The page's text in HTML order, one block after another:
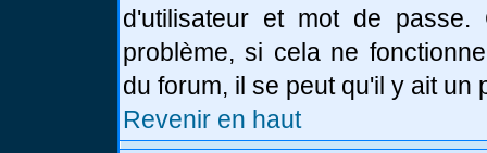
d'utilisateur et mot de
problème, si cela ne
du forum, il se peut qu'il y ait un
Revenir en haut